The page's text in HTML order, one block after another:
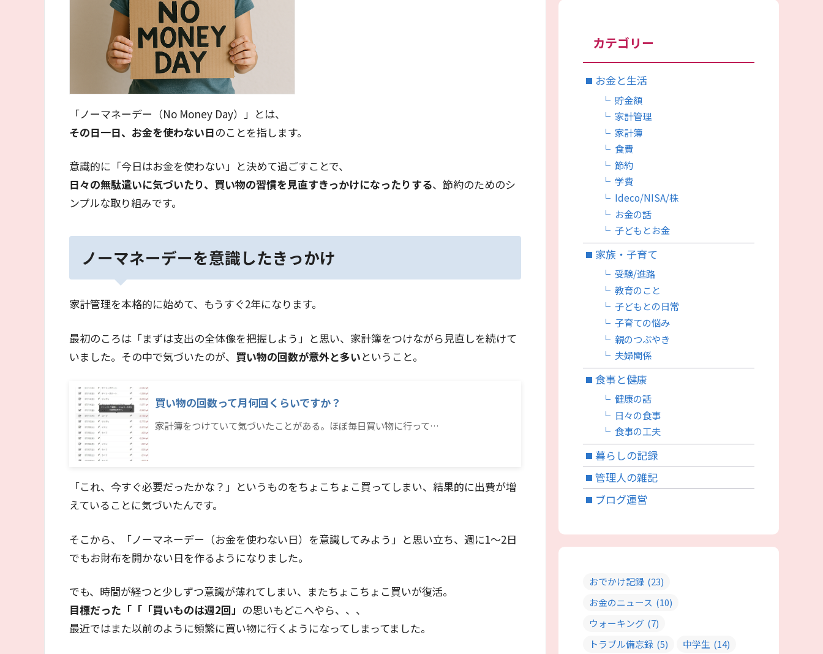
「ノーマネーデー（No Money Day）」とは、
その日一日、お金を使わない日のことを指します。
意識的に「今日はお金を使わない」と決めて過ごすことで、
日々の無駄遣いに気づいたり、買い物の習慣を見直すきっかけになったりする、節約のためのシ
ンプルな取り組みです。
ノーマネーデーを意識したきっかけ
家計管理を本格的に始めて、もうすぐ2年になります。
最初のころは「まずは支出の全体像を把握しよう」と思い、家計簿をつけながら見直しを続けて
いました。その中で気づいたのが、 買い物の回数が意外と多いということ。
買い物の回数って月何回くらいですか？
家計簿をつけていて気づいたことがある。ほぼ毎日買い物に行って…
「これ、今すぐ必要だったかな？」というものをちょこちょこ買ってしまい、結果的に出費が増
えていることに気づいたんです。
そこから、「ノーマネーデー（お金を使わない日）を意識してみよう」と思い立ち、週に1〜2日
でもお財布を開かない日を作るようになりました。
でも、時間が経つと少しずつ意識が薄れてしまい、またちょこちょこ買いが復活。
目標だった「「「買いものは週2回」 の思いもどこへやら、、、
最近ではまた以前のように頻繁に買い物に行くようになってしまってました。
カテゴリー
お金と生活
貯金額
家計管理
家計簿
食費
節約
学費
Ideco/NISA/株
お金の話
子どもとお金
家族・子育て
受験/進路
教育のこと
子どもとの日常
子育ての悩み
親のつぶやき
夫婦関係
食事と健康
健康の話
日々の食事
食事の工夫
暮らしの記録
管理人の雑記
ブログ運営
おでかけ記録 (23)
お金のニュース (10)
ウォーキング (7)
トラブル備忘録 (5) 中学生 (14)